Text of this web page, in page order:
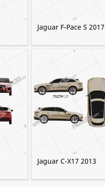
Jaguar F-Pace S 2017
Jaguar C-X17 2013